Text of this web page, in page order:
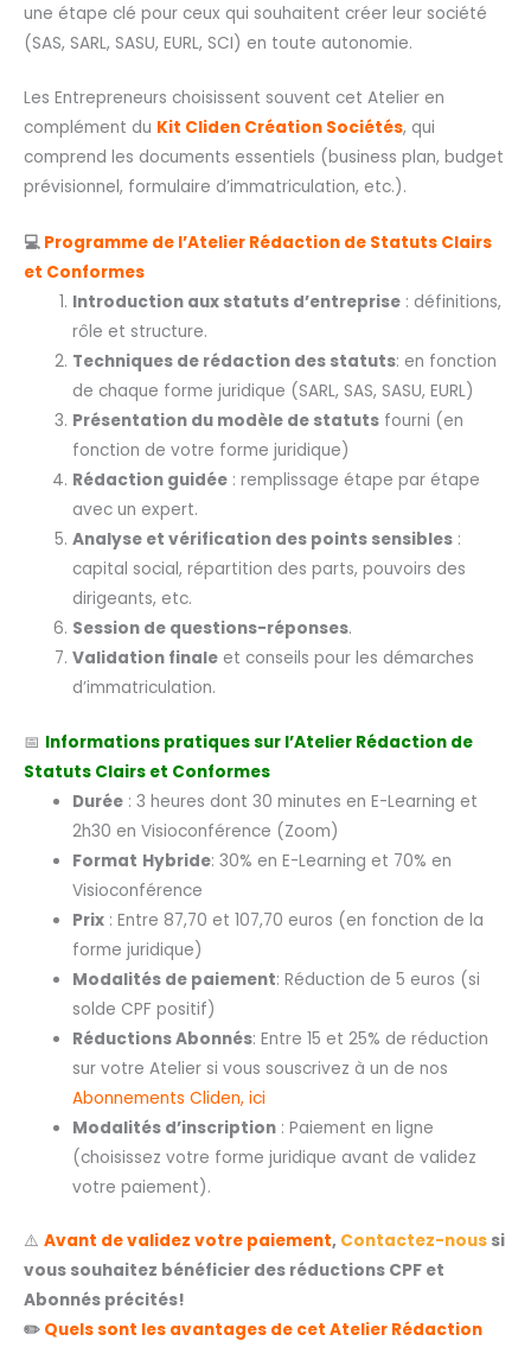
une étape clé pour ceux qui souhaitent créer leur société
(SAS, SARL, SASU, EURL, SCI) en toute autonomie.
Les Entrepreneurs choisissent souvent cet Atelier en
complément du Kit Cliden Création Sociétés, qui
comprend les documents essentiels (business plan, budget
prévisionnel, formulaire d’immatriculation, etc.).
💻 Programme de l’Atelier Rédaction de Statuts Clairs
et Conformes
Introduction aux statuts d’entreprise : définitions,
rôle et structure.
Techniques de rédaction des statuts: en fonction
de chaque forme juridique (SARL, SAS, SASU, EURL)
Présentation du modèle de statuts fourni (en
fonction de votre forme juridique)
Rédaction guidée : remplissage étape par étape
avec un expert.
Analyse et vérification des points sensibles :
capital social, répartition des parts, pouvoirs des
dirigeants, etc.
Session de questions-réponses.
Validation finale et conseils pour les démarches
d’immatriculation.
📅 Informations pratiques sur l’Atelier Rédaction de
Statuts Clairs et Conformes
Durée : 3 heures dont 30 minutes en E-Learning et
2h30 en Visioconférence (Zoom)
Format Hybride: 30% en E-Learning et 70% en
Visioconférence
Prix : Entre 87,70 et 107,70 euros (en fonction de la
forme juridique)
Modalités de paiement: Réduction de 5 euros (si
solde CPF positif)
Réductions Abonnés: Entre 15 et 25% de réduction
sur votre Atelier si vous souscrivez à un de nos
Abonnements Cliden, ici
Modalités d’inscription : Paiement en ligne
(choisissez votre forme juridique avant de validez
votre paiement).
⚠️ Avant de validez votre paiement, Contactez-nous si
vous souhaitez bénéficier des réductions CPF et
Abonnés précités!
✏️ Quels sont les avantages de cet Atelier Rédaction